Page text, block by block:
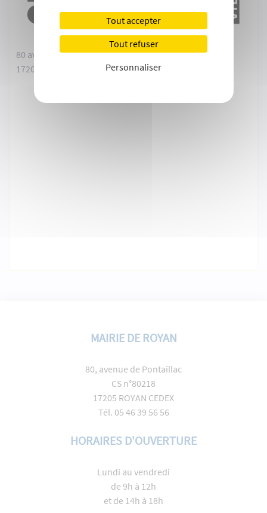
Tout accepter
Tout refuser
Personnaliser
80 avenue de Pontaillac
17200 Royan
MAIRIE DE ROYAN
80, avenue de Pontaillac
CS n°80218
17205 ROYAN CEDEX
Tél. 05 46 39 56 56
HORAIRES D'OUVERTURE
Lundi au vendredi
de 9h à 12h
et de 14h à 18h